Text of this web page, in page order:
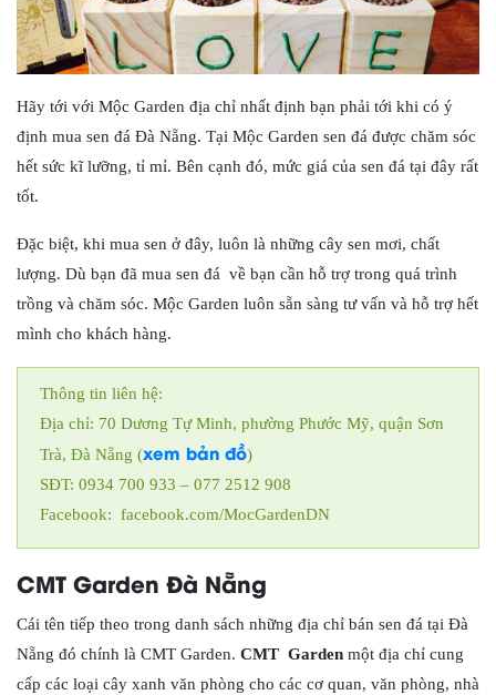
Hãy tới với Mộc Garden địa chỉ nhất định bạn phải tới khi có ý
định mua sen đá Đà Nẵng. Tại Mộc Garden sen đá được chăm sóc
hết sức kĩ lưỡng, tỉ mỉ. Bên cạnh đó, mức giá của sen đá tại đây rất
tốt.
Đặc biệt, khi mua sen ở đây, luôn là những cây sen mơi, chất
lượng. Dù bạn đã mua sen đá về bạn cần hỗ trợ trong quá trình
trồng và chăm sóc. Mộc Garden luôn sẵn sàng tư vấn và hỗ trợ hết
mình cho khách hàng.
Thông tin liên hệ:
Địa chỉ: 70 Dương Tự Minh, phường Phước Mỹ, quận Sơn
Trà, Đà Nẵng (xem bản đồ)
SĐT: 0934 700 933 – 077 2512 908
Facebook: facebook.com/MocGardenDN
CMT Garden Đà Nẵng
Cái tên tiếp theo trong danh sách những địa chỉ bán sen đá tại Đà
Nẵng đó chính là CMT Garden. CMT Garden một địa chỉ cung
cấp các loại cây xanh văn phòng cho các cơ quan, văn phòng, nhà